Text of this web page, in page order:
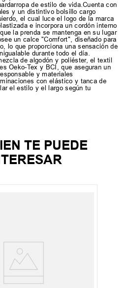
de estilo de vida.Cuenta con
y un distintivo bolsillo cargo
el cual luce el logo de la marca
e incorpora un cordón interno
la prenda se mantenga en su lugar
un calce "Comfort", diseñado para
lo que proporciona una sensación de
durante todo el día.
de algodón y poliéster, el textil
Oeko-Tex y BCI, que aseguran un
y materiales
con elástico y tanca de
el estilo y el largo según tu
TE PUEDE